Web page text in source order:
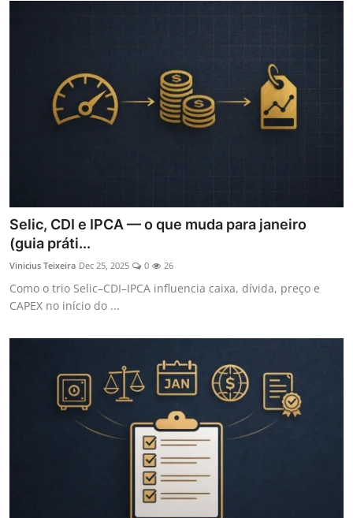
Selic, CDI e IPCA — o que muda para janeiro
(guia práti...
Vinicius Teixeira Dec 25, 2025 0 26
Como o trio Selic–CDI–IPCA influencia caixa, dívida, preço e
CAPEX no início do ...